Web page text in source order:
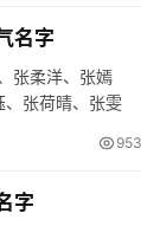
名字
张柔洋、张嫣
张荷晴、张雯
953
字